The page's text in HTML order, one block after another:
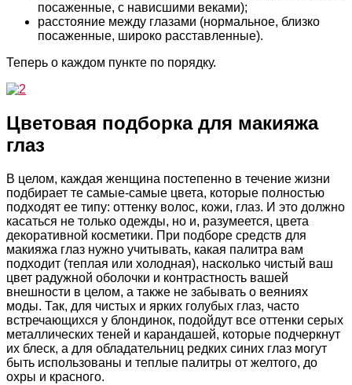
посаженные, с нависшими веками);
расстояние между глазами (нормальное, близко
посаженные, широко расставленные).
Теперь о каждом пункте по порядку.
Цветовая подборка для макияжа
глаз
В целом, каждая женщина постепенно в течение жизни
подбирает те самые-самые цвета, которые полностью
подходят ее типу: оттенку волос, кожи, глаз. И это должно
касаться не только одежды, но и, разумеется, цвета
декоративной косметики. При подборе средств для
макияжа глаз нужно учитывать, какая палитра вам
подходит (теплая или холодная), насколько чистый ваш
цвет радужной оболочки и контрастность вашей
внешности в целом, а также не забывать о веяниях
моды. Так, для чистых и ярких голубых глаз, часто
встречающихся у блондинок, подойдут все оттенки серых
металлических теней и карандашей, которые подчеркнут
их блеск, а для обладательниц редких синих глаз могут
быть использованы и теплые палитры от желтого, до
охры и красного.